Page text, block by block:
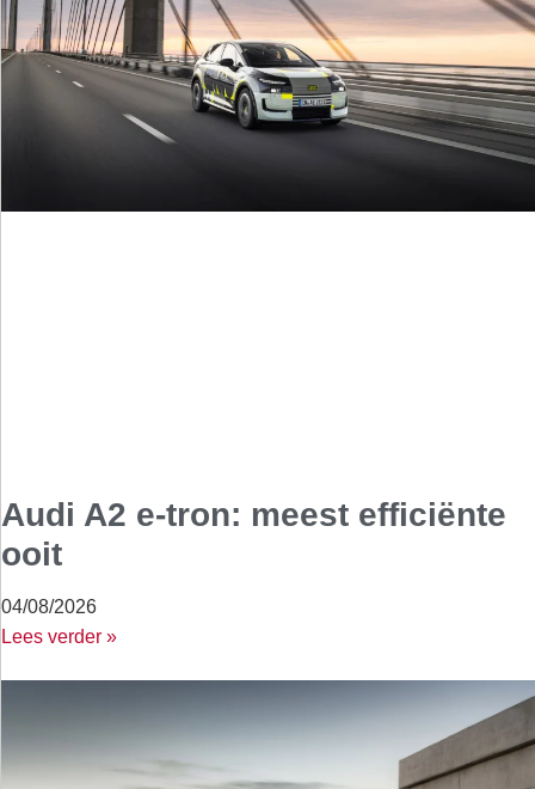
Audi A2 e-tron: meest efficiënte
ooit
04/08/2026
Lees verder »